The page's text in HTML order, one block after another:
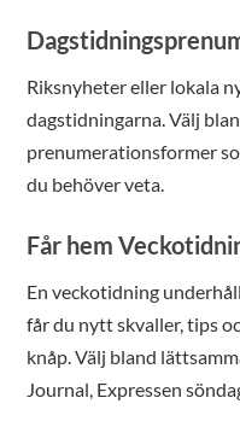
Riksnyheter eller lokala
dagstidningarna. Välj
prenumerationsformer
du behöver veta.
Får hem
En veckotidning
får du nytt skvaller, tips
knåp. Välj bland
Journal, Expressen